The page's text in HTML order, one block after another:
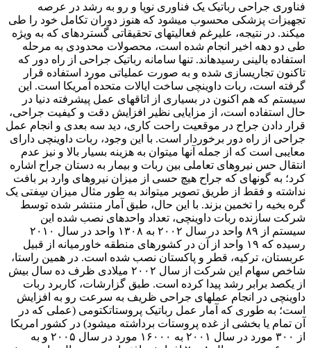
فناوری جراحی رباتیک یک فناوری نوپا و رو به رشد در عرصه
تجهیزات پزشکی محسوب میشود که هنوز دوران تکامل خود را طی
میکند. در نتیجه، علیرغم فعالیتهای تحقیقاتی گستردهای که به ویژه
طی دو دهه اخیر انجام شده است، محصولات محدودی به مرحله
استفاده بالینی رسیدهاند. تنها سامانه رباتیک جراحی از راه دور که
تاکنون تجاریسازی شده و به صورت عملیاتی مورد استفاده قرار
گرفته است، ربات داوینچی ساخت ایالات متحده آمریکا است. این
سیستم که هم اکنون در بسیاری از اتاقهای عمل پیشرفته دنیا در
حال استفاده است، از مزایایی نظیر افزایش دقت و کیفیت جراحی،
قرار دادن جراح در موقعیت راحت کاری، دید سه بعدی و انجام عمل
جراحی از راه دور برخوردار است. با این وجود، ربات داوینچی دارای
معایبی است که از جمله آنها میتوان به هزینه بسیار بالا و نیز عدم
انتقال حس نیروهای تعاملی بین ربات و بیمار به دستان جراح اشاره
کرد؛ به گونهای که جراح هیچ حسی از میزان نیروهای وارد بر بافت
نداشته و فقط از طریق تصویر میتواند به طور مثال میزان سِفتی یک
گره بخیه را تخمین بزند. با این حال، طبق آمار منتشر شده توسط
شرکت سازنده ربات داوینچی، تعداد واحدهای نصب شده این
سیستم از ۸۹ واحد در سال ۲۰۰۲ به ۱۳۰۸ واحد در سال ۲۰۱۰
رسیده که ۱۹ واحد از آن در کشورهای منطقه خاورمیانه از قبیل
عربستان، ترکیه، قطر و پاکستان نصب شده است. در همین راستا،
شاخص سهام این شرکت از سال ۲۰۰۲ میلادی ظرف ده سال بیش
از یکصد برابر رشد پیدا کرده است. طبق گزارشات، کاربرد ربات
داوینچی در انجام عملهای جراحی ظریف به سرعت رو به افزایش
است؛ به طوری که آمار عمل رباتیک پروستاتکتومی (عملی که در
آن تمام یا بخشی از غده پروستات برداشته میشود) در کشور امریکا
از ۳۰۰ مورد در سال ۲۰۰۱ به ۱۶۰۰۰ مورد در سال ۲۰۰۵ و به